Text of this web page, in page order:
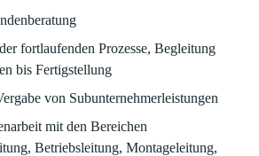
fortlaufenden Prozesse, Begleitung
bis Fertigstellung
von Subunternehmerleistungen
mit den Bereichen
Betriebsleitung, Montageleitung,